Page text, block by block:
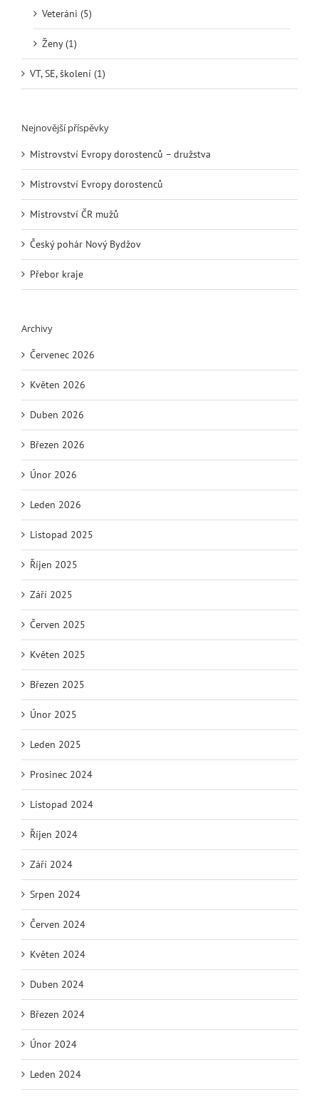
Veteráni (5)
Ženy (1)
VT, SE, školení (1)
Nejnovější příspěvky
Mistrovství Evropy dorostenců – družstva
Mistrovství Evropy dorostenců
Mistrovství ČR mužů
Český pohár Nový Bydžov
Přebor kraje
Archivy
Červenec 2026
Květen 2026
Duben 2026
Březen 2026
Únor 2026
Leden 2026
Listopad 2025
Říjen 2025
Září 2025
Červen 2025
Květen 2025
Březen 2025
Únor 2025
Leden 2025
Prosinec 2024
Listopad 2024
Říjen 2024
Září 2024
Srpen 2024
Červen 2024
Květen 2024
Duben 2024
Březen 2024
Únor 2024
Leden 2024